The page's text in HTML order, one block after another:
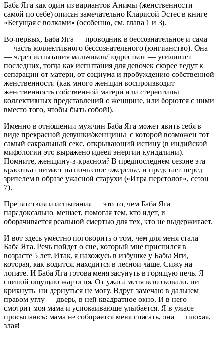
Баба Яга как один из вариантов Анимы (женственности
самой по себе) описан замечательно Кларисой Эстес в книге
«Бегущая с волками» (особенно, см. глава 1 и 3).
Во-первых, Баба Яга — проводник в бессознательное и сама
— часть коллективного бессознательного (юнгианство). Она
— через испытания мальчиков/подростков — усиливает
последних, тогда как испытания для девочек скорее ведут к
сепарации от матери, от социума и пробуждению собственной
женственности (как много женщин воспроизводит
женственность собственной матери или стереотипы
коллективных представлений о женщине, или борются с ними
вместо того, чтобы быть собой!).
Именно в отношении мужчин Баба Яга может явить себя в
виде прекрасной девушки/женщины, с которой возможен тот
самый сакральный секс, открывающий истину (в индийской
мифологии это выражено идеей энергии кундалини).
Помните, женщину-в-красном? В предпоследнем сезоне эта
красотка снимает на ночь свое ожерелье, и предстает перед
зрителем в образе ужасной старухи («Игра перстолов», сезон
7).
Препятствия и испытания — это то, чем Баба Яга
парадоксально, мешает, помогая тем, кто идет, и
оборачивается реальной смертью для тех, кто не выдерживает.
И вот здесь уместно поговорить о том, чем для меня стала
Баба Яга. Речь пойдет о сне, который мне приснился в
возрасте 5 лет. Итак, я нахожусь в избушке у Бабы Яги,
которая, как водится, находится в лесной чаще. Сижу на
лопате. И Баба Яга готова меня засунуть в горящую печь. Я
спиной ощущаю жар огня. От ужаса меня всю сковало: ни
крикнуть, ни дернуться не могу. Вдруг замечаю в дальнем
правом углу — дверь, в ней квадратное окно. И в него
смотрит моя мама и успокаивающе улыбается. Я в ужасе
просыпаюсь: мама не собирается меня спасать, она — плохая,
злая!